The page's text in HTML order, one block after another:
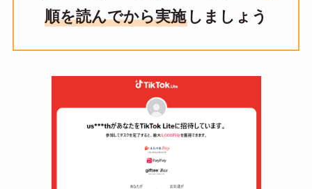
順を読んでから実施 しましょう